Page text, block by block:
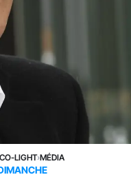
LIGHT›MÉDIA